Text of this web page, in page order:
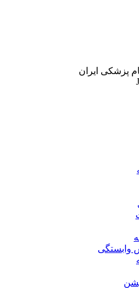
ایران
وابستگی